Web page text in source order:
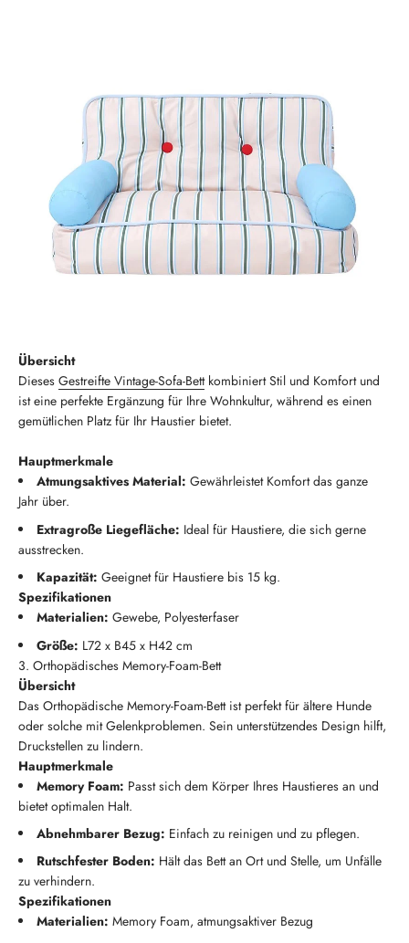
Übersicht
Dieses Gestreifte Vintage-Sofa-Bettkombiniert Stil und Komfort und
ist eine perfekte Ergänzung für Ihre Wohnkultur, während es einen
gemütlichen Platz für Ihr Haustier bietet.
Hauptmerkmale
Atmungsaktives Material: Gewährleistet Komfort das ganze
Jahr über.
Extragroße Liegefläche: Ideal für Haustiere, die sich gerne
ausstrecken.
Kapazität: Geeignet für Haustiere bis 15 kg.
Spezifikationen
Materialien: Gewebe, Polyesterfaser
Größe: L72 x B45 x H42 cm
3. Orthopädisches Memory-Foam-Bett
Übersicht
Das Orthopädische Memory-Foam-Bett ist perfekt für ältere Hunde
oder solche mit Gelenkproblemen. Sein unterstützendes Design hilft,
Druckstellen zu lindern.
Hauptmerkmale
Memory Foam: Passt sich dem Körper Ihres Haustieres an und
bietet optimalen Halt.
Abnehmbarer Bezug: Einfach zu reinigen und zu pflegen.
Rutschfester Boden: Hält das Bett an Ort und Stelle, um Unfälle
zu verhindern.
Spezifikationen
Materialien: Memory Foam, atmungsaktiver Bezug